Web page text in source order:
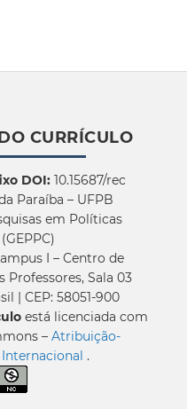
CURRÍCULO
DOI:10.15687/rec
Paraíba – UFPB
em Políticas
I – Centro de
Professores, Sala 03
| CEP: 58051-900
está licenciada com
– Atribuição-
.